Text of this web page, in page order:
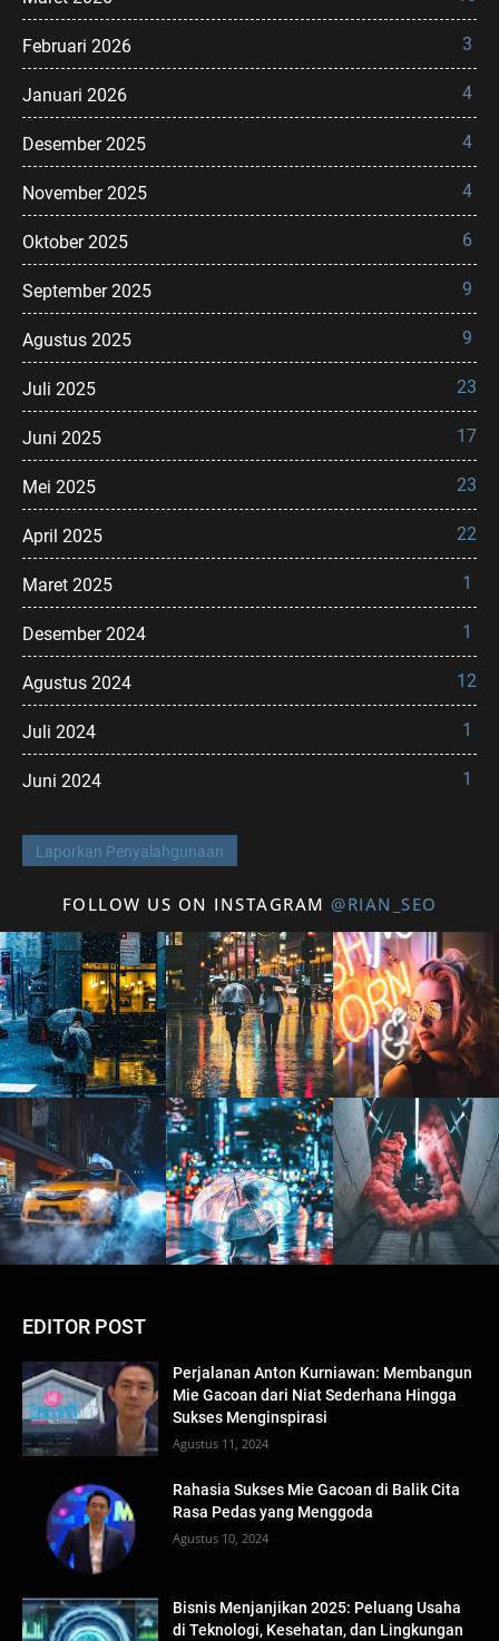
Februari 2026 3
Januari 2026 4
Desember 2025 4
November 2025 4
Oktober 2025 6
September 2025 9
Agustus 2025 9
Juli 2025 23
Juni 2025 17
Mei 2025 23
April 2025 22
Maret 2025 1
Desember 2024 1
Agustus 2024 12
Juli 2024 1
Juni 2024 1
Laporkan Penyalahgunaan
FOLLOW US ON INSTAGRAM @RIAN_SEO
EDITOR POST
Perjalanan Anton Kurniawan: Membangun
Mie Gacoan dari Niat Sederhana Hingga
Sukses Menginspirasi
Agustus 11, 2024
Rahasia Sukses Mie Gacoan di Balik Cita
Rasa Pedas yang Menggoda
Agustus 10, 2024
Bisnis Menjanjikan 2025: Peluang Usaha
di Teknologi, Kesehatan, dan Lingkungan